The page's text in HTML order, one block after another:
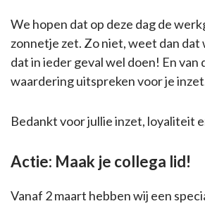
We hopen dat op deze dag de
zonnetje zet. Zo niet, weet dan dat
dat in ieder geval wel doen! En van
waardering uitspreken voor je
Bedankt voor jullie inzet, loyaliteit
Actie: Maak je collega lid!
Vanaf 2 maart hebben wij een